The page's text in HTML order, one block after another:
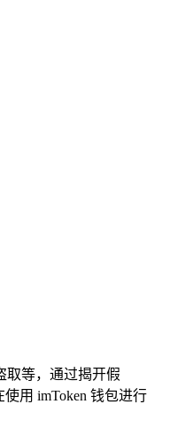
取等，通过揭开假
用 imToken 钱包进行